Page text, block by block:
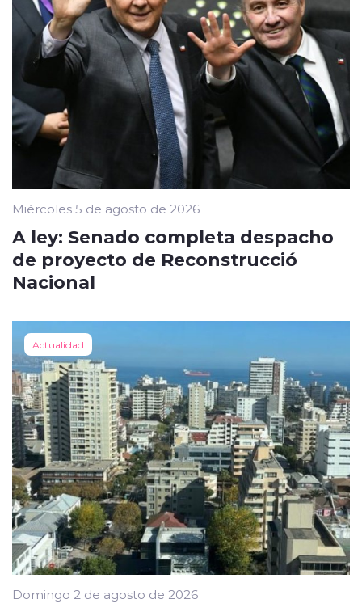
Miércoles 5 de agosto de 2026
A ley: Senado completa despacho
de proyecto de Reconstrucció
Nacional
Actualidad
Domingo 2 de agosto de 2026